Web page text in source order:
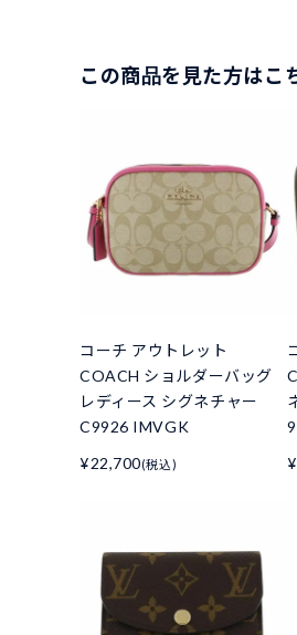
この商品を見た方はこ
コーチ アウトレット
COACH ショルダーバッグ
レディース シグネチャー
C9926 IMVGK
¥22,700(税込)